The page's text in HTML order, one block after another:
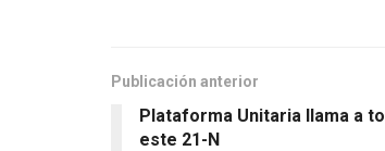
Publicación anterior
Plataforma Unitaria llama a
este 21-N